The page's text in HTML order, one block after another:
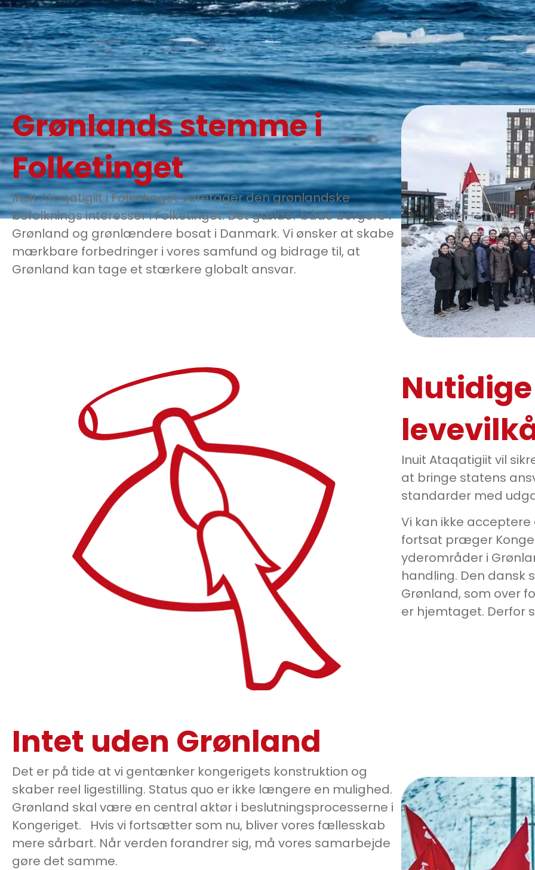
Grønlands stemme i
Folketinget
Inuit Ataqatigiit i Folketinget varetager den grønlandske
befolknings interesser i Folketinget. Det gælder både borgere i
Grønland og grønlændere bosat i Danmark. Vi ønsker at skabe
mærkbare forbedringer i vores samfund og bidrage til, at
Grønland kan tage et stærkere globalt ansvar.
Inuit Ataqatigiit vil
at bringe statens
standarder med
Vi kan ikke
fortsat præger
yderområder i
handling. Den dansk
Grønland, som over
er hjemtaget. Derfor
Intet uden Grønland
Det er på tide at vi gentænker kongerigets konstruktion og
skaber reel ligestilling. Status quo er ikke længere en mulighed.
Grønland skal være en central aktør i beslutningsprocesserne i
Kongeriget. Hvis vi fortsætter som nu, bliver vores fællesskab
mere sårbart. Når verden forandrer sig, må vores samarbejde
gøre det samme.